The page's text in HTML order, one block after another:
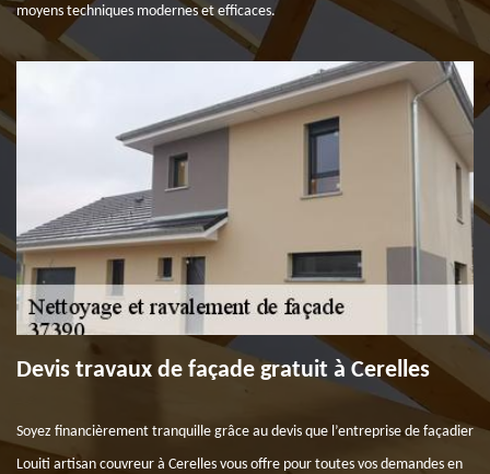
moyens techniques modernes et efficaces.
Devis travaux de façade gratuit à Cerelles
Soyez financièrement tranquille grâce au devis que l’entreprise de façadier
Louiti artisan couvreur à Cerelles vous offre pour toutes vos demandes en